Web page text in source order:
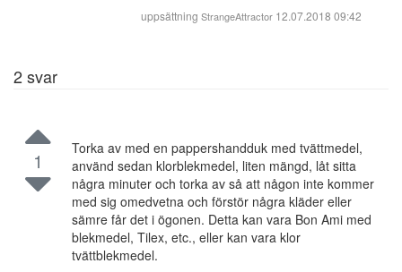
uppsättning StrangeAttractor 12.07.2018 09:42
2svar
1
Torka av med en pappershandduk med tvättmedel,
använd sedan klorblekmedel, liten mängd, låt sitta
några minuter och torka av så att någon inte kommer
med sig omedvetna och förstör några kläder eller
sämre får det i ögonen. Detta kan vara Bon Ami med
blekmedel, Tilex, etc., eller kan vara klor
tvättblekmedel.